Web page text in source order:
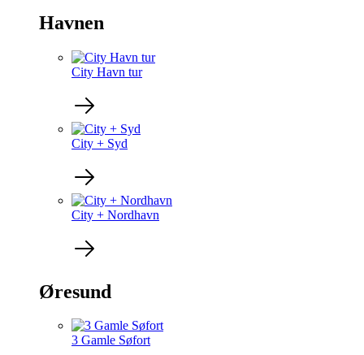
Havnen
City Havn tur
City + Syd
City + Nordhavn
Øresund
3 Gamle Søfort